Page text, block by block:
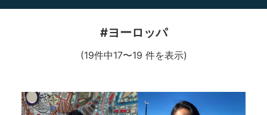
#ヨーロッパ
(19件中17〜19 件を表示)